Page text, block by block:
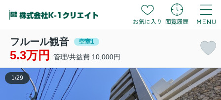
フルール観音 空室1
5.3万円 管理/共益費 10,000円
1 /29